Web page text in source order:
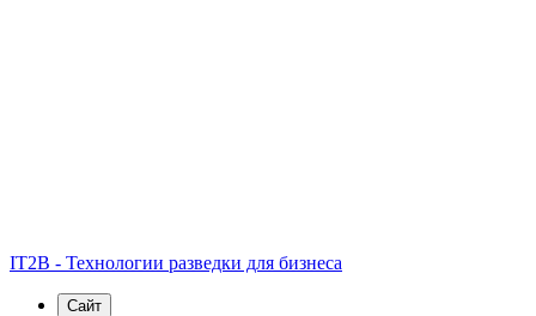
IT2B - Технологии разведки для бизнеса
Сайт